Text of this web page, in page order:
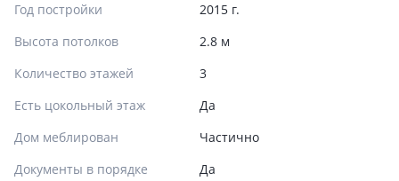
Год постройки
2015 г.
Высота потолков
2.8 м
Количество этажей
3
Есть цокольный этаж
Да
Дом меблирован
Частично
Документы в порядке
Да